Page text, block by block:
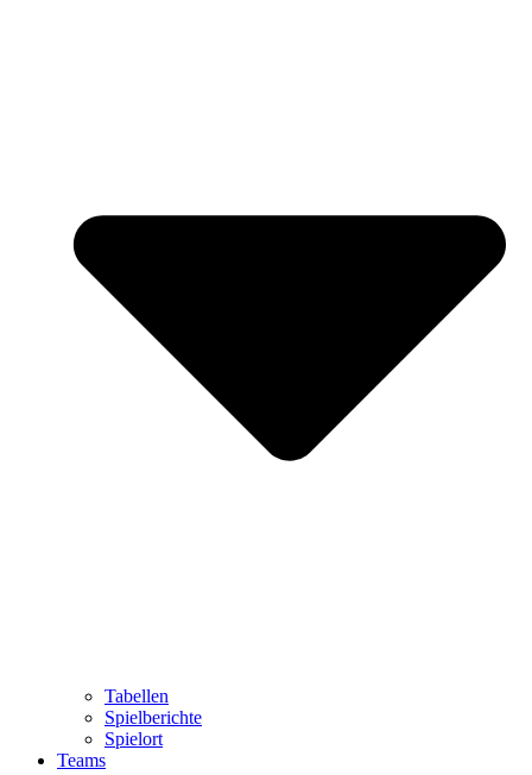
Tabellen
Spielberichte
Spielort
Teams